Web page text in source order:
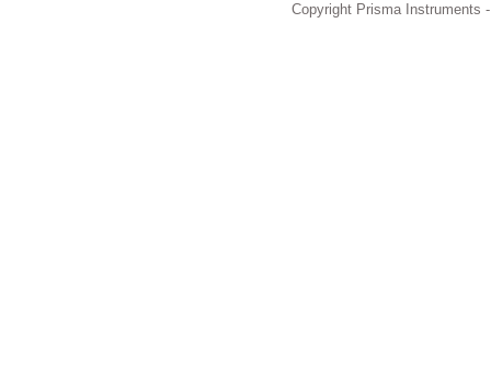
Copyright Prisma Instruments